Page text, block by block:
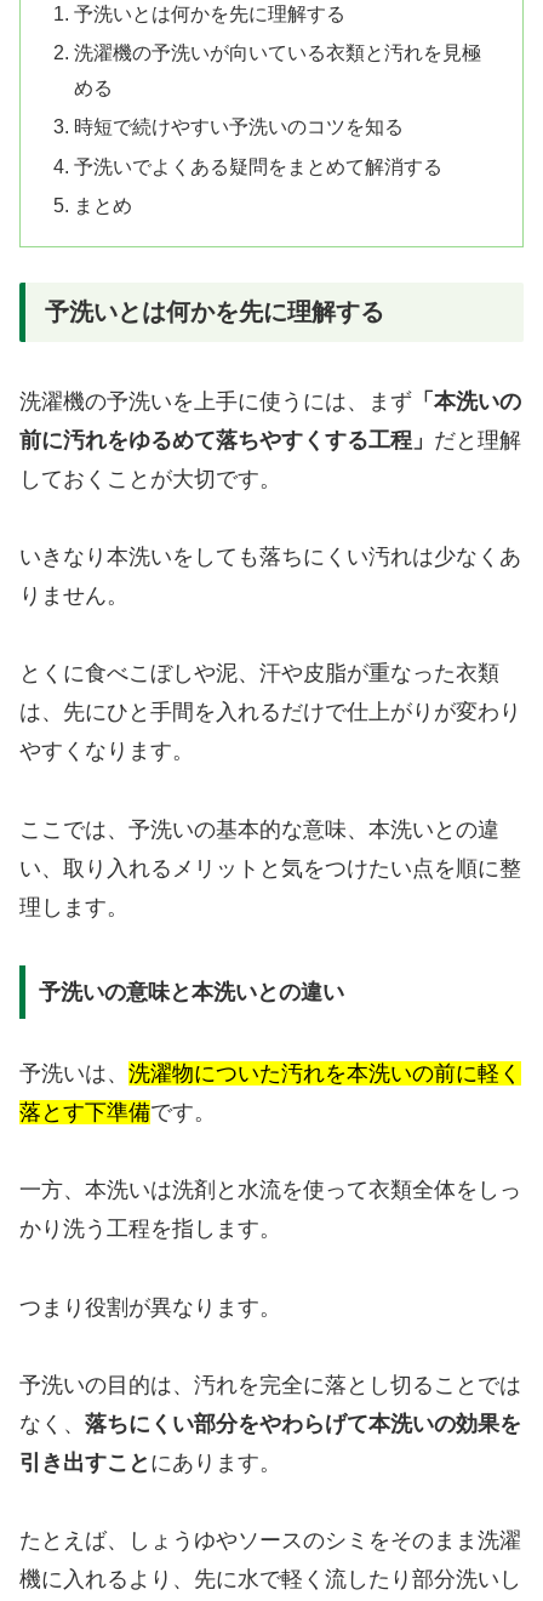
予洗いとは何かを先に理解する
洗濯機の予洗いが向いている衣類と汚れを見極
める
時短で続けやすい予洗いのコツを知る
予洗いでよくある疑問をまとめて解消する
まとめ
予洗いとは何かを先に理解する
洗濯機の予洗いを上手に使うには、まず 「本洗いの
前に汚れをゆるめて落ちやすくする工程」 だと理解
しておくことが大切です。
いきなり本洗いをしても落ちにくい汚れは少なくあ
りません。
とくに食べこぼしや泥、汗や皮脂が重なった衣類
は、先にひと手間を入れるだけで仕上がりが変わり
やすくなります。
ここでは、予洗いの基本的な意味、本洗いとの違
い、取り入れるメリットと気をつけたい点を順に整
理します。
予洗いの意味と本洗いとの違い
予洗いは、 洗濯物についた汚れを本洗いの前に軽く
落とす下準備です。
一方、本洗いは洗剤と水流を使って衣類全体をしっ
かり洗う工程を指します。
つまり役割が異なります。
予洗いの目的は、汚れを完全に落とし切ることでは
なく、 落ちにくい部分をやわらげて本洗いの効果を
引き出すこと にあります。
たとえば、しょうゆやソースのシミをそのまま洗濯
機に入れるより、先に水で軽く流したり部分洗いし